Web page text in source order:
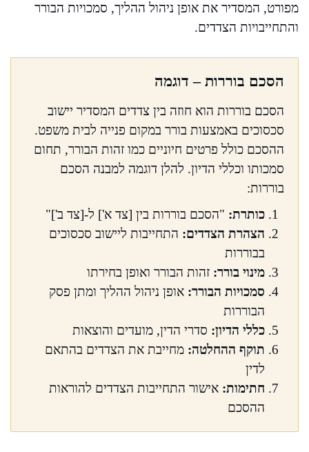
מפורט, המסדיר את אופן ניהול ההליך, סמכויות הבורר
והתחייבויות הצדדים.
הסכם בוררות – דוגמה
הסכם בוררות הוא חוזה בין צדדים המסדיר יישוב
סכסוכים באמצעות בורר במקום פנייה לבית משפט.
ההסכם כולל פרטים חיוניים כמו זהות הבורר, תחום
סמכותו וכללי הדיון. להלן דוגמה למבנה הסכם
בוררות:
כותרת: "הסכם בוררות בין [צד א'] ל-[צד ב']"
הצהרת הצדדים: התחייבות ליישוב סכסוכים
בבוררות
מינוי בורר: זהות הבורר ואופן בחירתו
סמכויות הבורר: אופן ניהול ההליך ומתן פסק
הבוררות
כללי הדיון: סדרי הדין, מועדים והוצאות
תוקף ההחלטה: מחייבת את הצדדים בהתאם
לדין
חתימות: אישור התחייבות הצדדים להוראות
ההסכם